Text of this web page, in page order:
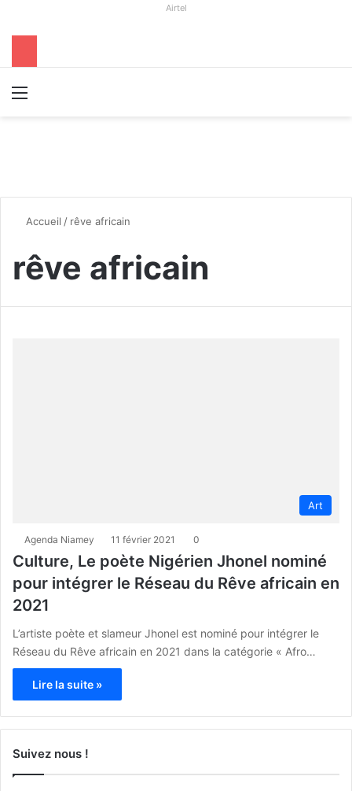
Airtel
Accueil / rêve africain
rêve africain
Art
Agenda Niamey 11 février 2021 0
Culture, Le poète Nigérien Jhonel nominé
pour intégrer le Réseau du Rêve africain en
2021
L’artiste poète et slameur Jhonel est nominé pour intégrer le
Réseau du Rêve africain en 2021 dans la catégorie « Afro…
Lire la suite »
Suivez nous !